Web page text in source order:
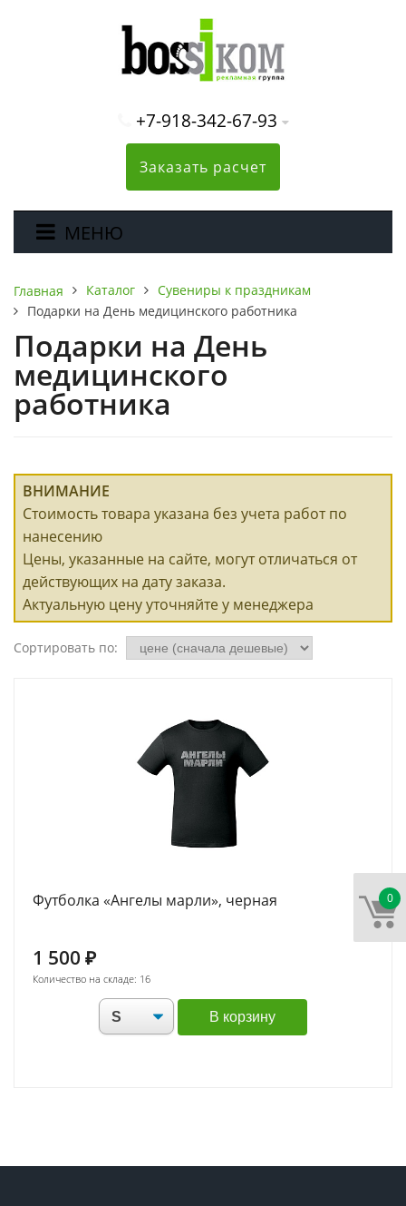
+7-918-342-67-93
Заказать расчет
МЕНЮ
Главная Каталог
Сувениры к праздникам
Подарки на День медицинского работника
Подарки на День
медицинского
работника
ВНИМАНИЕ
Стоимость товара указана без учета работ по
нанесению
Цены, указанные на сайте, могут отличаться от
действующих на дату заказа.
Актуальную цену уточняйте у менеджера
0
Сортировать по:
Футболка «Ангелы марли», черная
1 500 ₽
Количество на складе: 16
В корзину